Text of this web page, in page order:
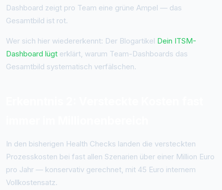
Dashboard zeigt pro Team eine grüne Ampel — das
Gesamtbild ist rot.
Wer sich hier wiedererkennt: Der Blogartikel Dein ITSM-
Dashboard lügt erklärt, warum Team-Dashboards das
Gesamtbild systematisch verfälschen.
In den bisherigen Health Checks landen die versteckten
Prozesskosten bei fast allen Szenarien über einer Million Euro
pro Jahr — konservativ gerechnet, mit 45 Euro internem
Vollkostensatz.